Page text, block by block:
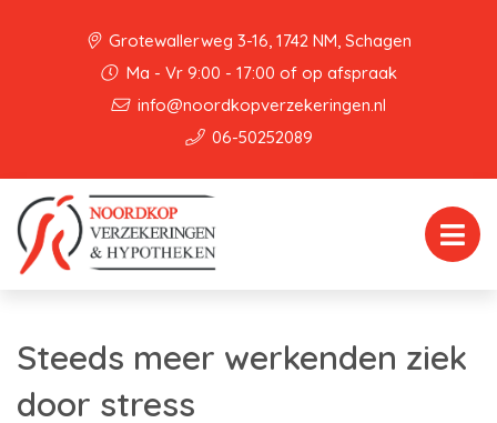
Grotewallerweg 3-16, 1742 NM, Schagen
Ma - Vr 9:00 - 17:00 of op afspraak
info@noordkopverzekeringen.nl
06-50252089
Steeds meer werkenden ziek
door stress